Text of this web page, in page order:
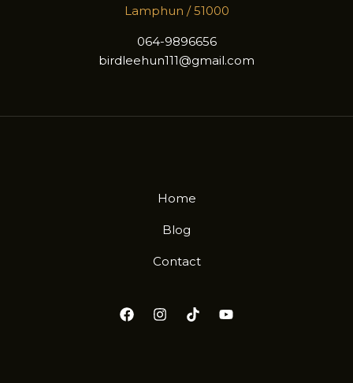
Lamphun / 51000
064-9896656
birdleehun111@gmail.com
Home
Blog
Contact